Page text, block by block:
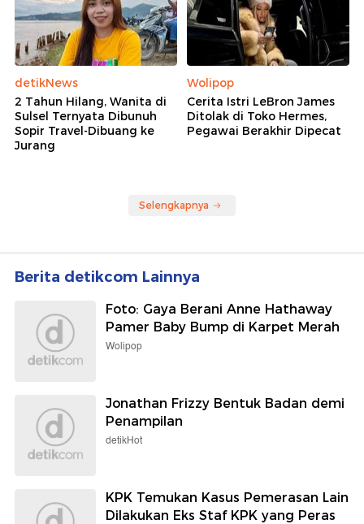
detikNews
2 Tahun Hilang, Wanita di
Sulsel Ternyata Dibunuh
Sopir Travel-Dibuang ke
Jurang
Wolipop
Cerita Istri LeBron James
Ditolak di Toko Hermes,
Pegawai Berakhir Dipecat
Selengkapnya
Berita detikcom Lainnya
Foto: Gaya Berani Anne Hathaway
Pamer Baby Bump di Karpet Merah
Wolipop
Jonathan Frizzy Bentuk Badan demi
Penampilan
detikHot
KPK Temukan Kasus Pemerasan Lain
Dilakukan Eks Staf KPK yang Peras